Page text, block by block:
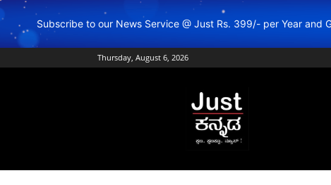
Subscribe to our News Service @ Just Rs. 399/- per Year
Thursday, August 6, 2026
Just
Kannada
–
Online
News